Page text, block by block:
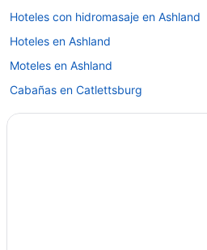
Hoteles con hidromasaje en Ashland
Hoteles en Ashland
Moteles en Ashland
Cabañas en Catlettsburg
Hoteles en Catlettsburg